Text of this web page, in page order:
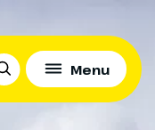
Menu